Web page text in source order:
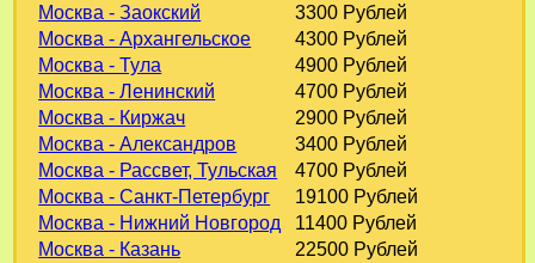
Москва - Заокский
3300 Рублей
Москва - Архангельское
4300 Рублей
Москва - Тула
4900 Рублей
Москва - Ленинский
4700 Рублей
Москва - Киржач
2900 Рублей
Москва - Александров
3400 Рублей
Москва - Рассвет, Тульская
4700 Рублей
Москва - Санкт-Петербург
19100 Рублей
Москва - Нижний Новгород
11400 Рублей
Москва - Казань
22500 Рублей